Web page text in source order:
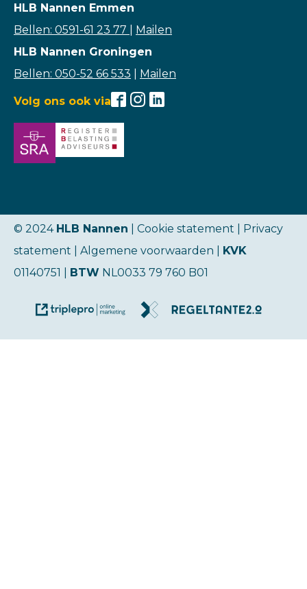
HLB Nannen Emmen
Bellen: 0591-61 23 77
Mailen
HLB Nannen Groningen
Bellen: 050-52 66 533
Mailen
Volg ons ook via
© 2024 HLB Nannen | Cookie statement | Privacy
statement
Algemene voorwaarden
KVK
01140751 | BTW NL0033 79 760 B01